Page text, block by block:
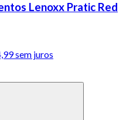
Lenoxx Pratic Red
sem juros